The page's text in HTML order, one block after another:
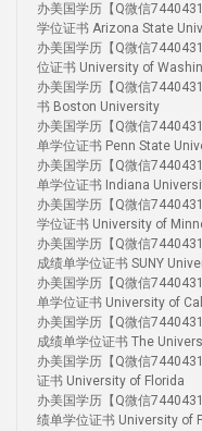
办美国学历【Q微信
学位证书 Arizona State
办美国学历【Q微信
位证书 University of
办美国学历【Q微信
书 Boston University
办美国学历【Q微信
单学位证书 Penn State
办美国学历【Q微信
单学位证书 Indiana
办美国学历【Q微信
学位证书 University of
办美国学历【Q微信
成绩单学位证书 SUNY
办美国学历【Q微信
单学位证书 University of
办美国学历【Q微信
成绩单学位证书 The
办美国学历【Q微信
证书 University of Florida
办美国学历【Q微信
绩单学位证书 University of